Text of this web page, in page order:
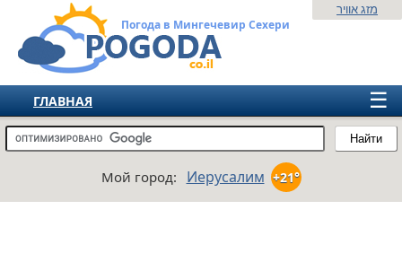
Погода в Мингечевир Сехери
Найти
מזג אוויר
☰
ГЛАВНАЯ
ИЗРАИЛЬ
ЕВРОПА
Мой город: Иерусалим +21°